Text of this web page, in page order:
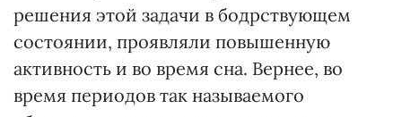
решения этой задачи в бодрствующем
состоянии, проявляли повышенную
активность и во время сна. Вернее, во
время периодов так называемого